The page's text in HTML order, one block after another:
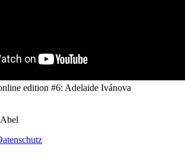
edition #6: Adelaide Ivánova